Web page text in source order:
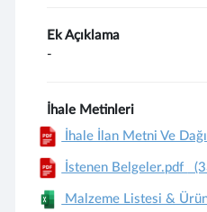
Ek Açıklama
-
İhale Metinleri
İhale İlan Metni Ve
İstenen Belgeler.pdf
Malzeme Listesi &